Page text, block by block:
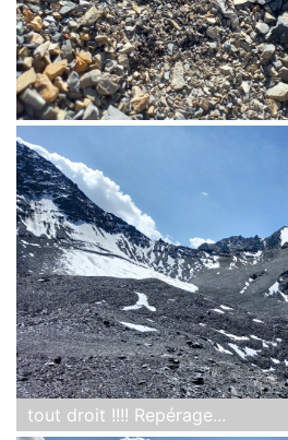
tout droit !!!! Repérage...